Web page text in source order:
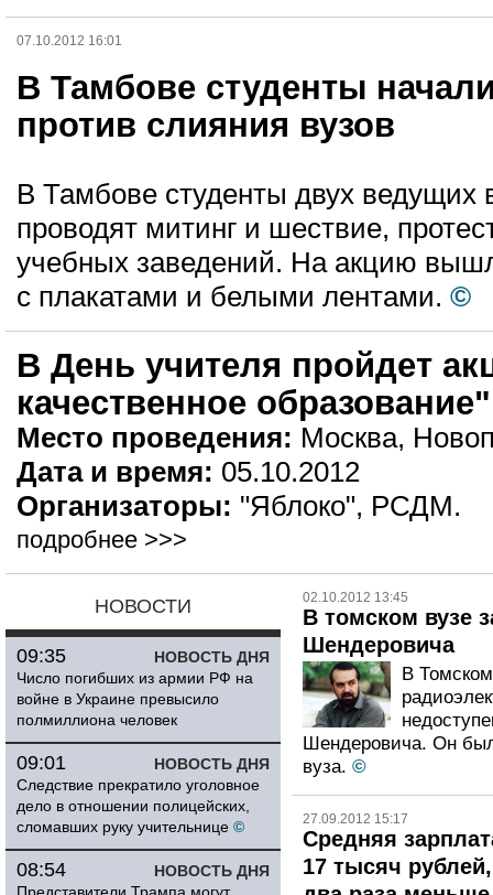
07.10.2012 16:01
В Тамбове студенты
против слияния вузов
В Тамбове студенты двух ведущих
проводят митинг и шествие,
учебных заведений. На акцию
с плакатами и белыми лентами. ©
В День учителя пройдет
качественное образование"
Место проведения: Москва,
Дата и время: 05.10.2012
Организаторы: "Яблоко", РСДМ.
подробнee >>>
НОВОСТИ
НОВОСТЬ ДНЯ
09:35
Число погибших из армии РФ на
войне в Украине превысило
полмиллиона человек
НОВОСТЬ ДНЯ
09:01
Следствие прекратило уголовное
дело в отношении полицейских,
сломавших руку учительнице ©
НОВОСТЬ ДНЯ
08:54
02.10.2012 13:45
В томском вузе
Шендеровича
В
Шендеровича. Он
вуза. ©
27.09.2012 15:17
Средняя
17 тысяч